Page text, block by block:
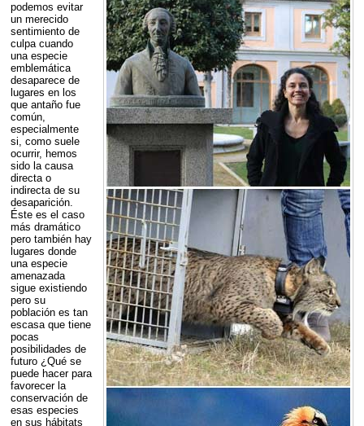
podemos evitar
un merecido
sentimiento de
culpa cuando
una especie
emblemática
desaparece de
lugares en los
que antaño fue
común,
especialmente
si, como suele
ocurrir, hemos
sido la causa
directa o
indirecta de su
desaparición.
Éste es el caso
más dramático
pero también hay
lugares donde
una especie
amenazada
sigue existiendo
pero su
población es tan
escasa que tiene
pocas
posibilidades de
futuro ¿Qué se
puede hacer para
favorecer la
conservación de
esas especies
en sus hábitats